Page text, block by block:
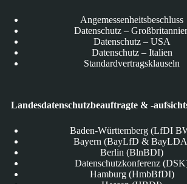
Angemessenheitsbeschluss
Datenschutz –
Datenschutz – USA
Datenschutz – Italien
Standardvertragsklauseln
Landesdatenschutzbeauftragte & -
Baden-Württemberg (LfDI
Bayern (BayLfD &
Berlin (BlnBDI)
Datenschutzkonferenz
Hamburg (HmbBfDI)